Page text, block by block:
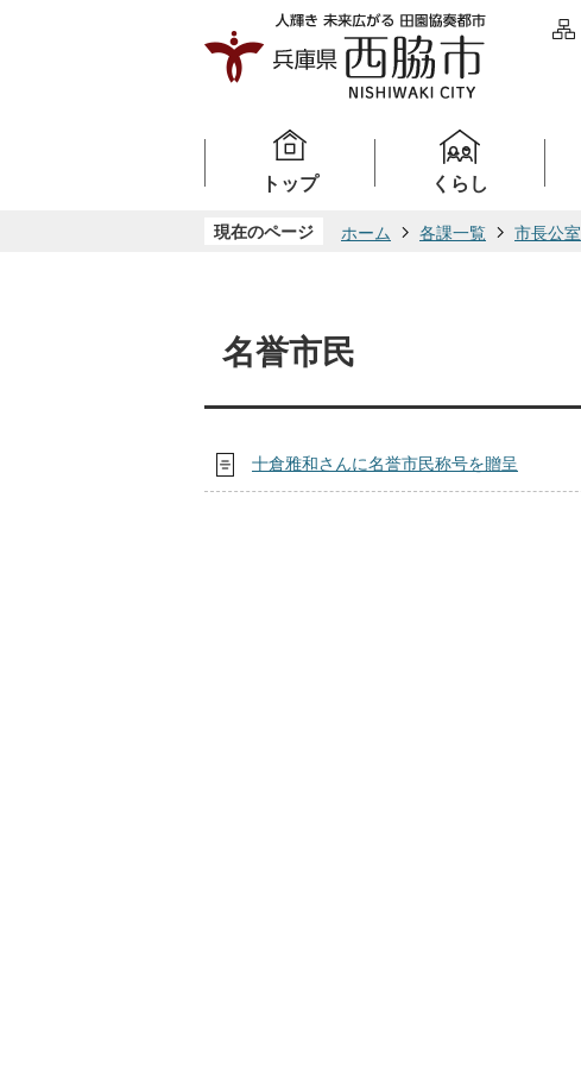
トップ くらし
現在のページ ホーム 各課一覧 市長公室
名誉市民
十倉雅和さんに名誉市民称号を贈呈